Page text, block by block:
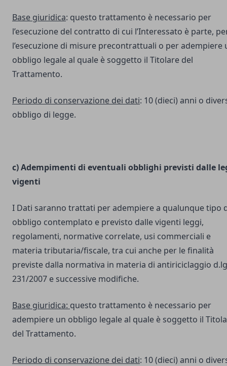
Base giuridica: questo trattamento è necessario per
l’esecuzione del contratto di cui l’Interessato è parte,
l’esecuzione di misure precontrattuali o per adempiere
obbligo legale al quale è soggetto il Titolare del
Trattamento.
Periodo di conservazione dei dati: 10 (dieci) anni o
obbligo di legge.
c) Adempimenti di eventuali obblighi previsti dalle
vigenti
I Dati saranno trattati per adempiere a qualunque tipo
obbligo contemplato e previsto dalle vigenti leggi,
regolamenti, normative correlate, usi commerciali e
materia tributaria/fiscale, tra cui anche per le finalità
previste dalla normativa in materia di antiriciclaggio
231/2007 e successive modifiche.
Base giuridica: questo trattamento è necessario per
adempiere un obbligo legale al quale è soggetto il
del Trattamento.
Periodo di conservazione dei dati: 10 (dieci) anni o